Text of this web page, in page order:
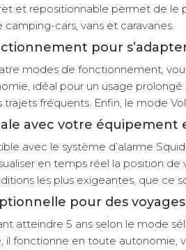
et repositionnable permet de le
cars, vans et caravanes.
pour
modes de fonctionnement,
idéal pour un usage
trajets fréquents. Enfin, le mode
avec votre équipement
avec le système d’alarme
en temps réel la position
les plus exigeantes, que
pour des voyages
atteindre 5 ans selon le mode
il fonctionne en toute